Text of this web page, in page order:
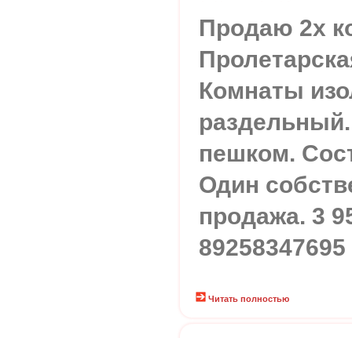
Продаю 2х
Комнаты
пешком.
Один
продажа. 3
89258347695
Читать полностью